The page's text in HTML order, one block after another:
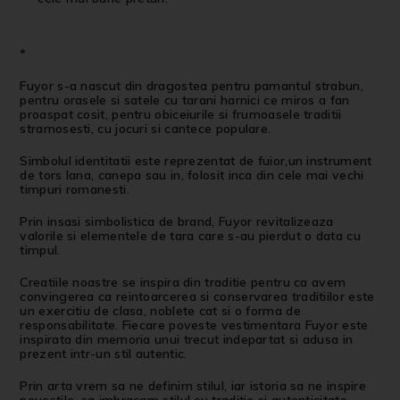
*
Fuyor s-a nascut din dragostea pentru pamantul strabun,
pentru orasele si satele cu tarani harnici ce miros a fan
proaspat cosit, pentru obiceiurile si frumoasele traditii
stramosesti, cu jocuri si cantece populare.
Simbolul identitatii este reprezentat de fuior,un instrument
de tors lana, canepa sau in, folosit inca din cele mai vechi
timpuri romanesti.
Prin insasi simbolistica de brand, Fuyor revitalizeaza
valorile si elementele de tara care s-au pierdut o data cu
timpul.
Creatiile noastre se inspira din traditie pentru ca avem
convingerea ca reintoarcerea si conservarea traditiilor este
un exercitiu de clasa, noblete cat si o forma de
responsabilitate. Fiecare poveste vestimentara Fuyor este
inspirata din memoria unui trecut indepartat si adusa in
prezent intr-un stil autentic.
Prin arta vrem sa ne definim stilul, iar istoria sa ne inspire